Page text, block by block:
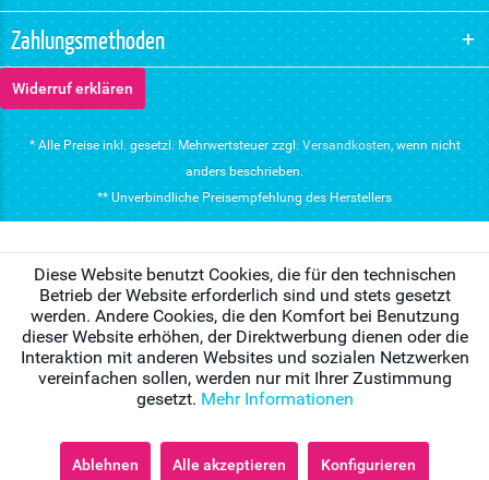
Zahlungsmethoden
Widerruf erklären
* Alle Preise inkl. gesetzl. Mehrwertsteuer zzgl. Versandkosten, wenn nicht
anders beschrieben.
** Unverbindliche Preisempfehlung des Herstellers
Diese Website benutzt Cookies, die für den technischen
Betrieb der Website erforderlich sind und stets gesetzt
werden. Andere Cookies, die den Komfort bei Benutzung
dieser Website erhöhen, der Direktwerbung dienen oder die
Interaktion mit anderen Websites und sozialen Netzwerken
vereinfachen sollen, werden nur mit Ihrer Zustimmung
gesetzt. Mehr Informationen
Ablehnen Alle akzeptieren Konfigurieren